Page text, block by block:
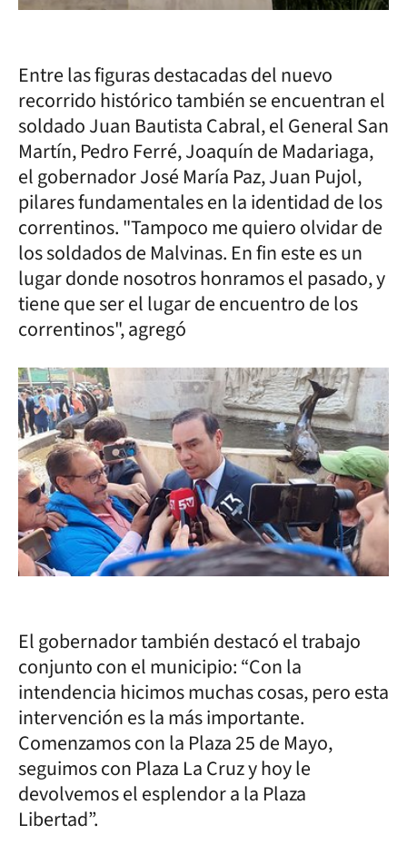
Entre las figuras destacadas del nuevo
recorrido histórico también se encuentran el
soldado Juan Bautista Cabral, el General San
Martín, Pedro Ferré, Joaquín de Madariaga,
el gobernador José María Paz, Juan Pujol,
pilares fundamentales en la identidad de los
correntinos. "Tampoco me quiero olvidar de
los soldados de Malvinas. En fin este es un
lugar donde nosotros honramos el pasado, y
tiene que ser el lugar de encuentro de los
correntinos", agregó
El gobernador también destacó el trabajo
conjunto con el municipio: “Con la
intendencia hicimos muchas cosas, pero esta
intervención es la más importante.
Comenzamos con la Plaza 25 de Mayo,
seguimos con Plaza La Cruz y hoy le
devolvemos el esplendor a la Plaza
Libertad”.